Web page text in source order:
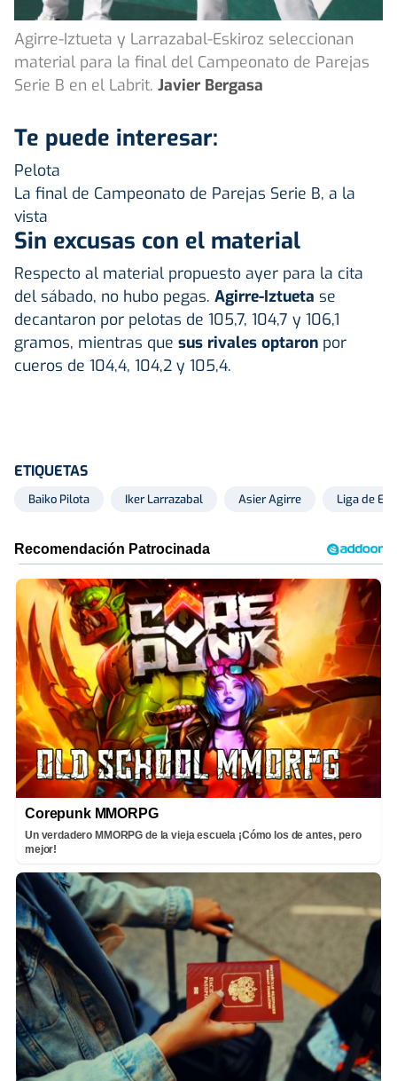
Agirre-Iztueta y Larrazabal-Eskiroz seleccionan
material para la final del Campeonato de Parejas
Serie B en el Labrit. Javier Bergasa
Te puede interesar:
Pelota
La final de Campeonato de Parejas Serie B, a la
vista
Sin excusas con el material
Respecto al material propuesto ayer para la cita
del sábado, no hubo pegas. Agirre-Iztueta se
decantaron por pelotas de 105,7, 104,7 y 106,1
gramos, mientras que sus rivales optaron por
cueros de 104,4, 104,2 y 105,4.
ETIQUETAS
Baiko Pilota Iker Larrazabal Asier Agirre Liga de
Corepunk MMORPG
Un verdadero MMORPG de la vieja escuela ¡Cómo los de antes, pero
mejor!